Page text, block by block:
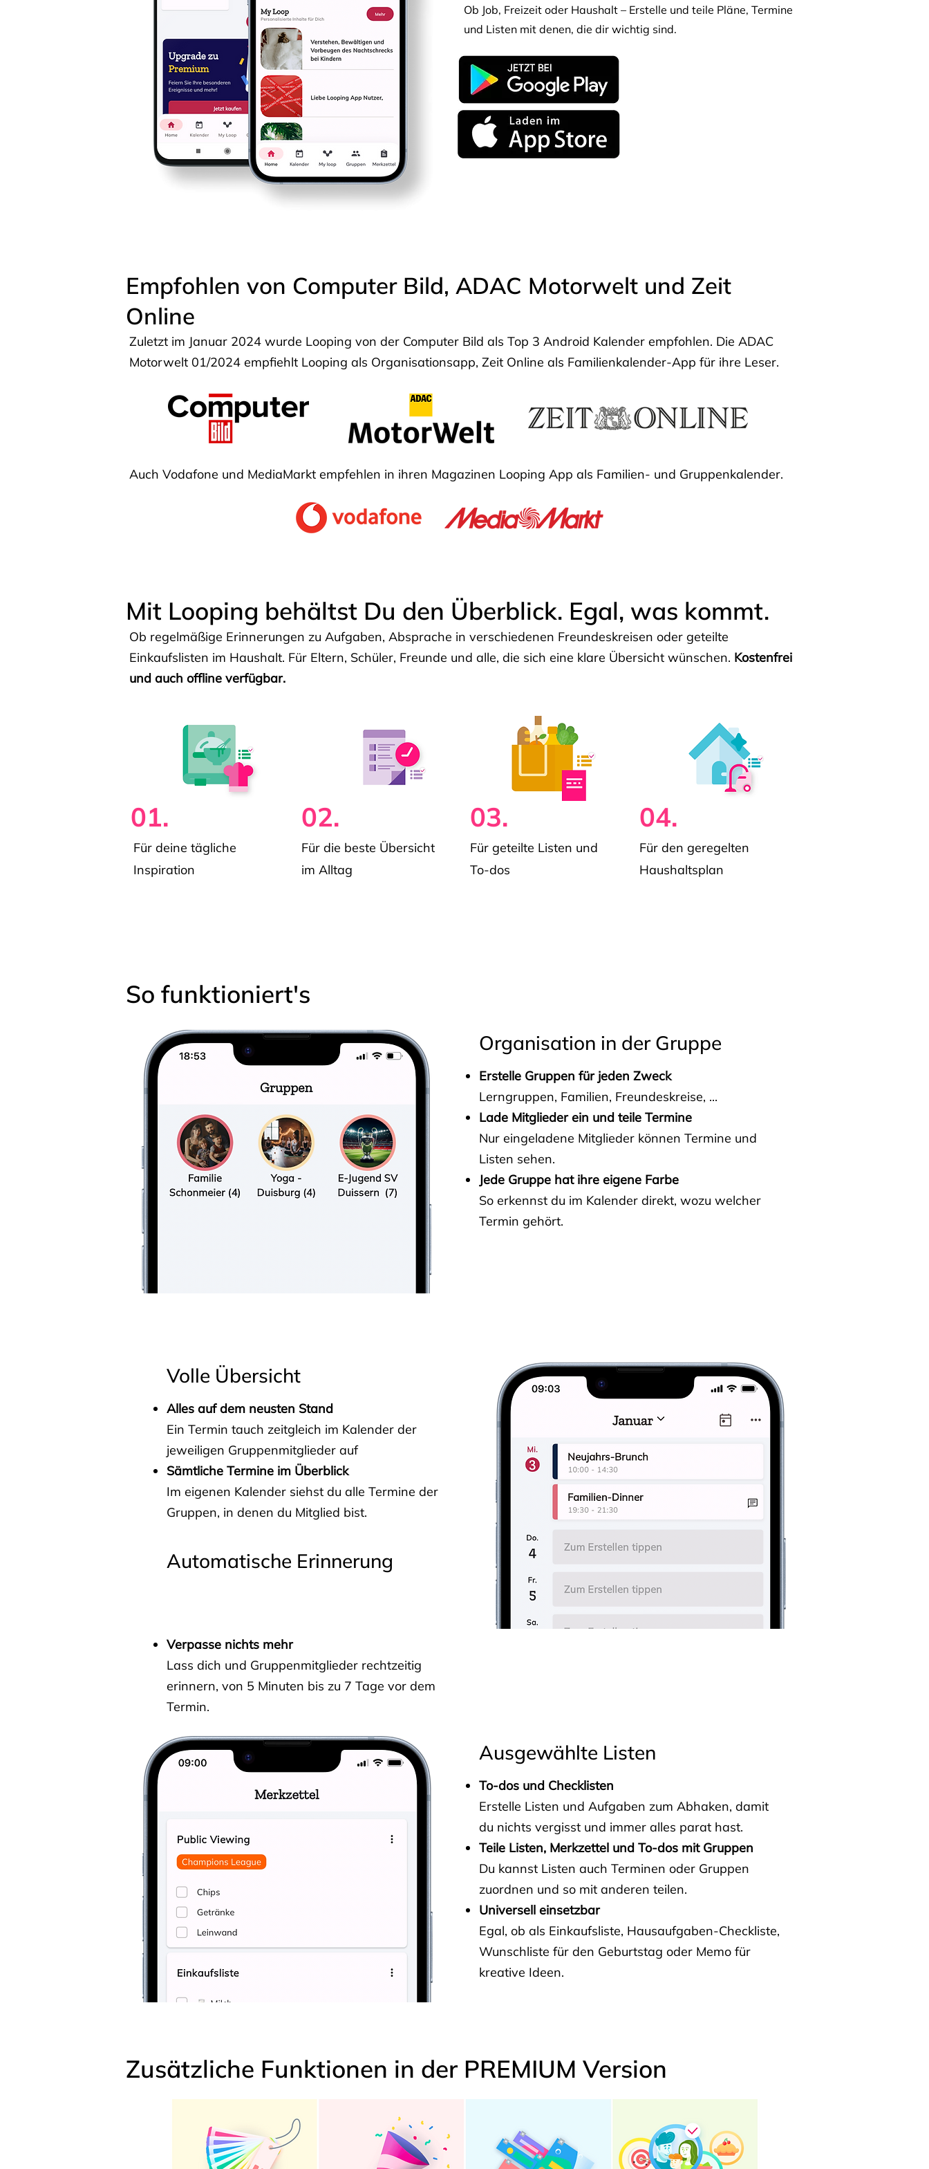
Ob Job, Freizeit oder Haushalt – Erstelle und teile Pläne, Termine
und Listen mit denen, die dir wichtig sind.
Empfohlen von Computer Bild, ADAC Motorwelt und Zeit
Online
Zuletzt im Januar 2024 wurde Looping von der Computer Bild als Top 3 Android Kalender empfohlen. Die ADAC
Motorwelt 01/2024 empfiehlt Looping als Organisationsapp, Zeit Online als Familienkalender-App für ihre Leser.
Auch Vodafone und MediaMarkt empfehlen in ihren Magazinen Looping App als Familien- und Gruppenkalender.
Mit Looping behältst Du den Überblick. Egal, was kommt.
Ob regelmäßige Erinnerungen zu Aufgaben, Absprache in verschiedenen Freundeskreisen oder geteilte
Einkaufslisten im Haushalt. Für Eltern, Schüler, Freunde und alle, die sich eine klare Übersicht wünschen. Kostenfrei
und auch offline verfügbar.
01.
Für deine tägliche
Inspiration
02.
Für die beste Übersicht
im Alltag
03.
Für geteilte Listen und
To-dos
04.
Für den geregelten
Haushaltsplan
So funktioniert's
Organisation in der Gruppe
Erstelle Gruppen für jeden Zweck
Lerngruppen, Familien, Freundeskreise, ...
Lade Mitglieder ein und teile Termine
Nur eingeladene Mitglieder können Termine und
Listen sehen.
Jede Gruppe hat ihre eigene Farbe
So erkennst du im Kalender direkt, wozu welcher
Termin gehört.
Volle Übersicht
Alles auf dem neusten Stand
Ein Termin tauch zeitgleich im Kalender der
jeweiligen Gruppenmitglieder auf
Sämtliche Termine im Überblick
Im eigenen Kalender siehst du alle Termine der
Gruppen, in denen du Mitglied bist.
Automatische Erinnerung
Verpasse nichts mehr
Lass dich und Gruppenmitglieder rechtzeitig
erinnern, von 5 Minuten bis zu 7 Tage vor dem
Termin.
Ausgewählte Listen
To-dos und Checklisten
Erstelle Listen und Aufgaben zum Abhaken, damit
du nichts vergisst und immer alles parat hast.
Teile Listen, Merkzettel und To-dos mit Gruppen
Du kannst Listen auch Terminen oder Gruppen
zuordnen und so mit anderen teilen.
Universell einsetzbar
Egal, ob als Einkaufsliste, Hausaufgaben-Checkliste,
Wunschliste für den Geburtstag oder Memo für
kreative Ideen.
Zusätzliche Funktionen in der PREMIUM Version